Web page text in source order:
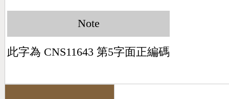
Note
此字為 CNS11643 第5字面正編碼